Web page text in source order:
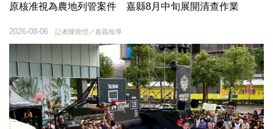
原核准視為農地列管案件 嘉縣8月中旬展開清查作業
記者陳致愷／嘉義報導
2026-08-06